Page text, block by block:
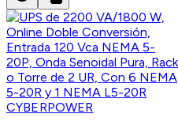
CYBERPOWER